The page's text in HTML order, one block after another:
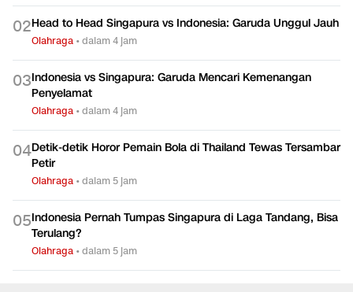
02Head to Head Singapura vs Indonesia: Garuda Unggul Jauh
Olahraga •dalam 4 jam
03Indonesia vs Singapura: Garuda Mencari Kemenangan
Penyelamat
Olahraga •dalam 4 jam
04Detik-detik Horor Pemain Bola di Thailand Tewas Tersambar
Petir
Olahraga •dalam 5 jam
05Indonesia Pernah Tumpas Singapura di Laga Tandang, Bisa
Terulang?
Olahraga •dalam 5 jam